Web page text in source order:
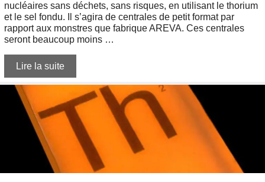
nucléaires sans déchets, sans risques, en utilisant le thorium
et le sel fondu. Il s’agira de centrales de petit format par
rapport aux monstres que fabrique AREVA. Ces centrales
seront beaucoup moins …
Lire la suite